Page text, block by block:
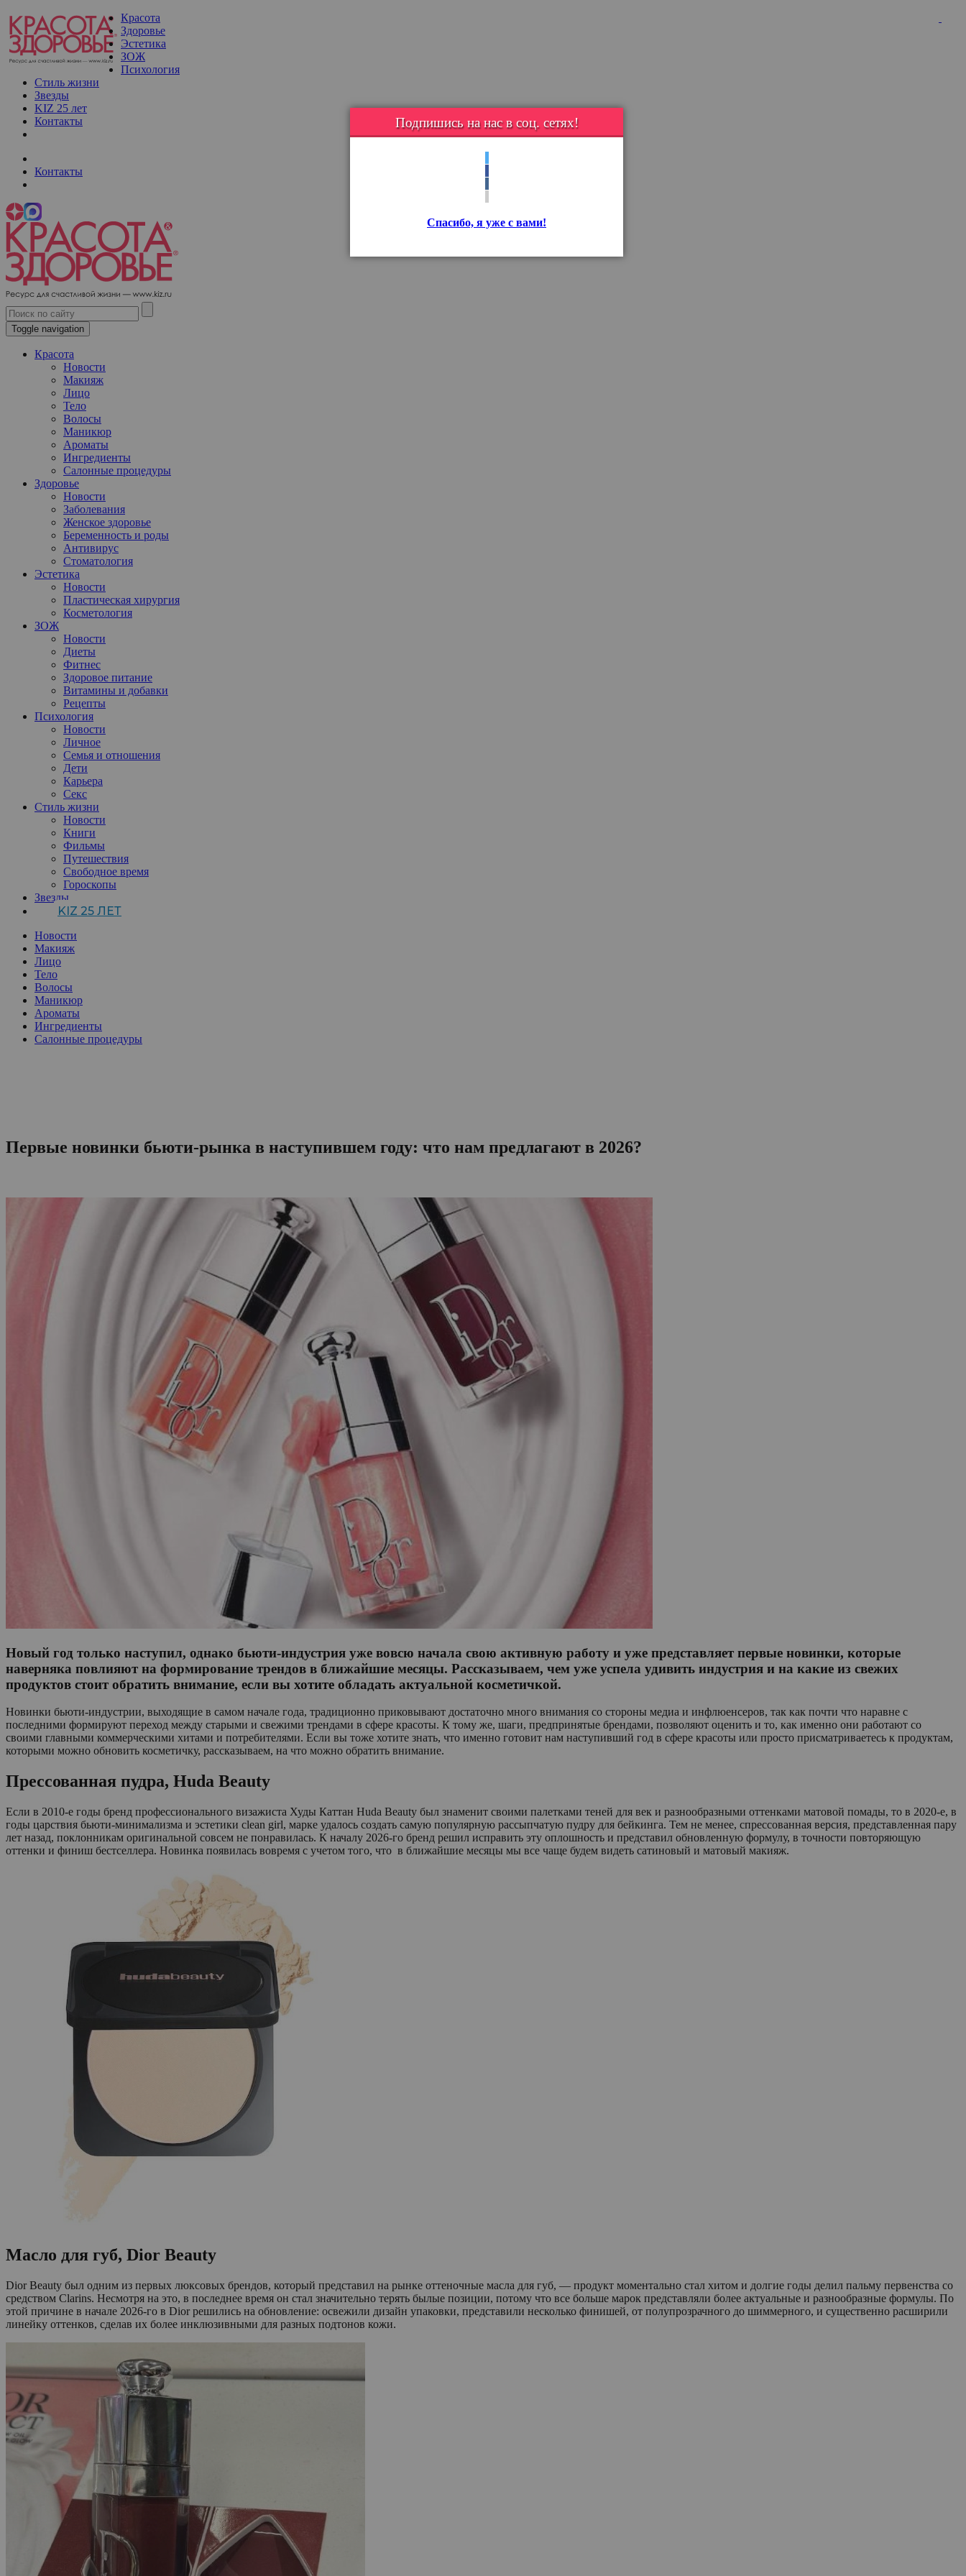
Красота
Здоровье
Эстетика
ЗОЖ
Психология
Стиль жизни
Звезды
KIZ 25 лет
Контакты
Контакты
Toggle navigation
Красота
Новости
Макияж
Лицо
Тело
Волосы
Маникюр
Ароматы
Ингредиенты
Салонные процедуры
Здоровье
Новости
Заболевания
Женское здоровье
Беременность и роды
Антивирус
Стоматология
Эстетика
Новости
Пластическая хирургия
Косметология
ЗОЖ
Новости
Диеты
Фитнес
Здоровое питание
Витамины и добавки
Рецепты
Психология
Новости
Личное
Семья и отношения
Дети
Карьера
Секс
Стиль жизни
Новости
Книги
Фильмы
Путешествия
Свободное время
Гороскопы
Звезды
KIZ 25 ЛЕТ
Новости
Макияж
Лицо
Тело
Волосы
Маникюр
Ароматы
Ингредиенты
Салонные процедуры
Подпишись на нас в соц. сетях!
Спасибо, я уже с вами!
Первые новинки бьюти-рынка в наступившем году: что нам предлагают в 2026?
Новый год только наступил, однако бьюти-индустрия уже вовсю начала свою активную работу и уже представляет первые новинки, которые
наверняка повлияют на формирование трендов в ближайшие месяцы. Рассказываем, чем уже успела удивить индустрия и на какие из свежих
продуктов стоит обратить внимание, если вы хотите обладать актуальной косметичкой.
Новинки бьюти-индустрии, выходящие в самом начале года, традиционно приковывают достаточно много внимания со стороны медиа и инфлюенсеров, так как почти что наравне с
последними формируют переход между старыми и свежими трендами в сфере красоты. К тому же, шаги, предпринятые брендами, позволяют оценить и то, как именно они работают со
своими главными коммерческими хитами и потребителями. Если вы тоже хотите знать, что именно готовит нам наступивший год в сфере красоты или просто присматриваетесь к продуктам,
которыми можно обновить косметичку, рассказываем, на что можно обратить внимание.
Прессованная пудра, Huda Beauty
Если в 2010-е годы бренд профессионального визажиста Худы Каттан Huda Beauty был знаменит своими палетками теней для век и разнообразными оттенками матовой помады, то в 2020-е, в
годы царствия бьюти-минимализма и эстетики clean girl, марке удалось создать самую популярную рассыпчатую пудру для бейкинга. Тем не менее, спрессованная версия, представленная пару
лет назад, поклонникам оригинальной совсем не понравилась. К началу 2026-го бренд решил исправить эту оплошность и представил обновленную формулу, в точности повторяющую
оттенки и финиш бестселлера. Новинка появилась вовремя с учетом того, что в ближайшие месяцы мы все чаще будем видеть сатиновый и матовый макияж.
Масло для губ, Dior Beauty
Dior Beauty был одним из первых люксовых брендов, который представил на рынке оттеночные масла для губ, — продукт моментально стал хитом и долгие годы делил пальму первенства со
средством Clarins. Несмотря на это, в последнее время он стал значительно терять былые позиции, потому что все больше марок представляли более актуальные и разнообразные формулы. По
этой причине в начале 2026-го в Dior решились на обновление: освежили дизайн упаковки, представили несколько финишей, от полупрозрачного до шиммерного, и существенно расширили
линейку оттенков, сделав их более инклюзивными для разных подтонов кожи.